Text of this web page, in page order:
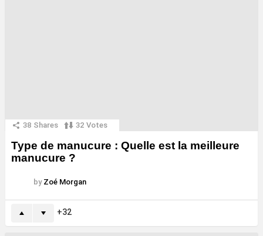
38 Shares 32 Votes
Type de manucure : Quelle est la meilleure
manucure ?
by Zoé Morgan
32